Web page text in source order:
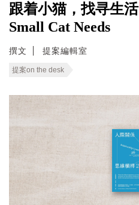
跟着小猫，找寻生
Small Cat Needs
撰文 提案編輯室
提案on the desk